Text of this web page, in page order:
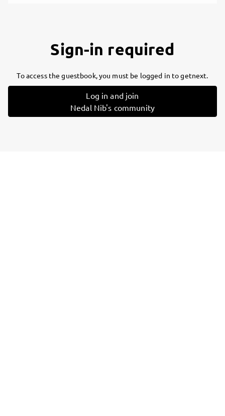
Sign-in required
To access the guestbook, you must be logged in to getnext.
Log in and join
Nedal Nib's community